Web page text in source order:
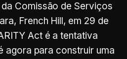
Comissão de Serviços
French Hill, em 29 de
Act é a tentativa
agora para construir uma